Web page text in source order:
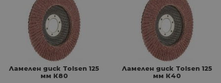
Ламелен диск Tolsen 125
мм К80
Ламелен диск Tolsen 125
мм К40